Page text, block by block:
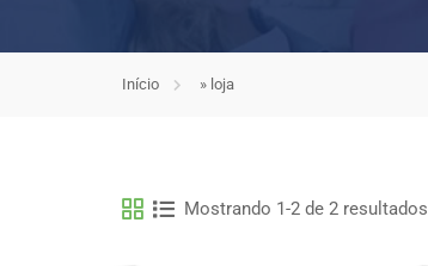
Início » loja
Mostrando 1-2 de 2 resultados